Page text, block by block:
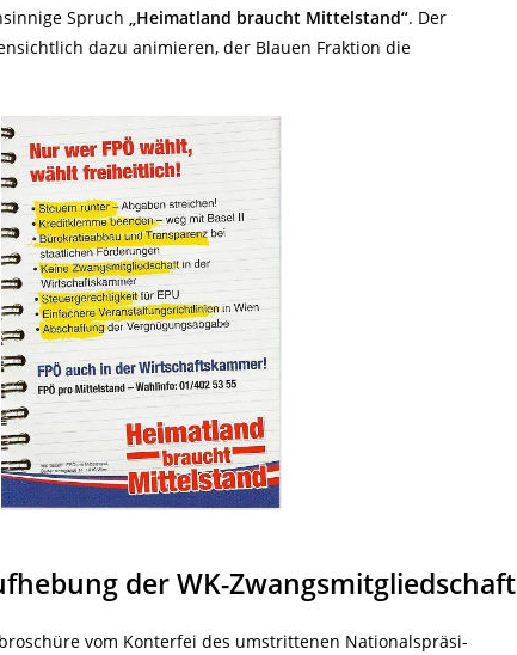
Spruch „Heimatland braucht Mittelstand“. Der
dazu animieren, der Blauen Fraktion die
der WK-Zwangsmitgliedschaft
vom Konterfei des umstrittenen Nationalspräsi-